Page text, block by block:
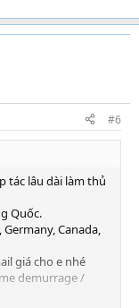
#6
tác lâu dài làm thủ
Quốc.
Canada,
giá cho e nhé
demurrage /